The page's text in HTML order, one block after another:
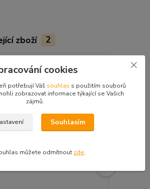
zboží 2
cookies
potřebují Váš souhlas s použitím souborů
zobrazovat informace týkající se Vašich
zájmů.
Souhlasím
můžete odmítnout zde.